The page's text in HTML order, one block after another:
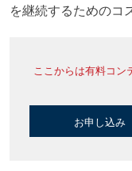
を継続するためのコ
ここからは有料コン
お申し込み